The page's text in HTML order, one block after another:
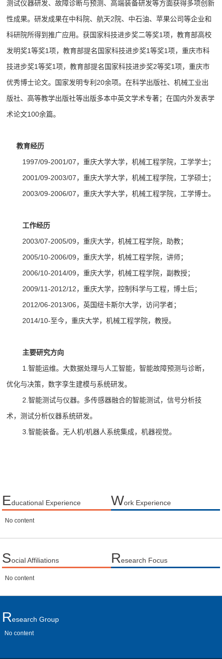
测试仪器研发、故障诊断与预测、高端装备研发等方面获得多项创新
性成果。研发成果在中科院、航天2院、中石油、苹果公司等企业和
科研院所得到推广应用。获国家科技进步奖二等奖1项，教育部高校
发明奖1等奖1项，教育部提名国家科技进步奖1等奖1项，重庆市科
技进步奖1等奖1项，教育部提名国家科技进步奖2等奖1项，重庆市
优秀博士论文。国家发明专利20余项。在科学出版社、机械工业出
版社、高等教学出版社等出版多本中英文学术专著；在国内外发表学
术论文100余篇。
教育经历
1997/09-2001/07，重庆大学大学，机械工程学院，工学学士；
2001/09-2003/07，重庆大学大学，机械工程学院，工学硕士；
2003/09-2006/07，重庆大学大学，机械工程学院，工学博士。
工作经历
2003/07-2005/09，重庆大学，机械工程学院，助教；
2005/10-2006/09，重庆大学，机械工程学院，讲师；
2006/10-2014/09，重庆大学，机械工程学院，副教授；
2009/11-2012/12，重庆大学，控制科学与工程，博士后；
2012/06-2013/06，英国纽卡斯尔大学，访问学者；
2014/10-至今，重庆大学，机械工程学院，教授。
主要研究方向
1.智能运维。大数据处理与人工智能，智能故障预测与诊断，
优化与决策，数字孪生建模与系统研发。
2.智能测试与仪器。多传感器融合的智能测试，信号分析技
术，测试分析仪器系统研发。
3.智能装备。无人机/机器人系统集成，机器视觉。
Educational Experience Work Experience
No content
Social Affiliations Research Focus
No content
REsearch Group
No content